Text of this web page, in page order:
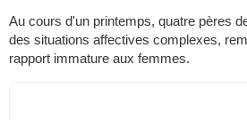
Au cours d'un printemps, quatre pères
des situations affectives complexes,
rapport immature aux femmes.